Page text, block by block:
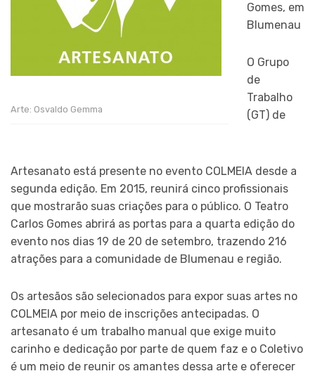
Arte: Osvaldo Gemma
Gomes, em
Blumenau
O Grupo
de
Trabalho
(GT) de
Artesanato está presente no evento COLMEIA desde a
segunda edição. Em 2015, reunirá cinco profissionais
que mostrarão suas criações para o público. O Teatro
Carlos Gomes abrirá as portas para a quarta edição do
evento nos dias 19 de 20 de setembro, trazendo 216
atrações para a comunidade de Blumenau e região.
Os artesãos são selecionados para expor suas artes no
COLMEIA por meio de inscrições antecipadas. O
artesanato é um trabalho manual que exige muito
carinho e dedicação por parte de quem faz e o Coletivo
é um meio de reunir os amantes dessa arte e oferecer